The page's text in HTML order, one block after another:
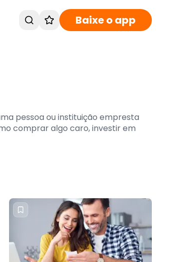
Baixe o app
pessoa ou instituição empresta
comprar algo caro, investir em